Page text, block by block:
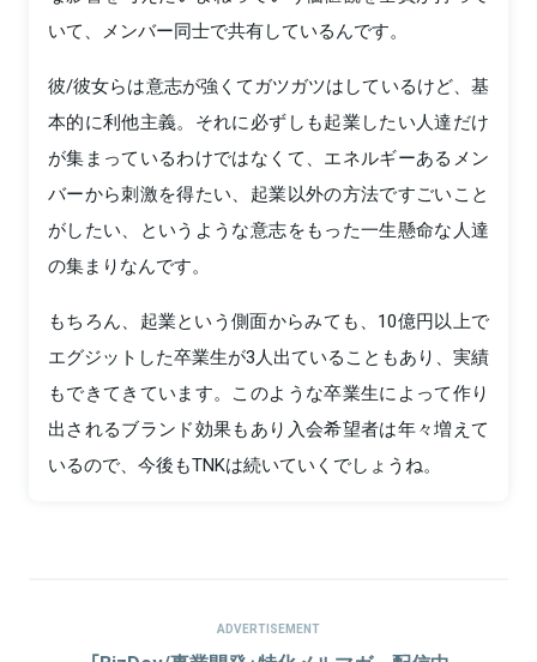
いて、メンバー同士で共有しているんです。
彼/彼女らは意志が強くてガツガツはしているけど、基
本的に利他主義。それに必ずしも起業したい人達だけ
が集まっているわけではなくて、エネルギーあるメン
バーから刺激を得たい、起業以外の方法ですごいこと
がしたい、というような意志をもった一生懸命な人達
の集まりなんです。
もちろん、起業という側面からみても、10億円以上で
エグジットした卒業生が3人出ていることもあり、実績
もできてきています。このような卒業生によって作り
出されるブランド効果もあり入会希望者は年々増えて
いるので、今後もTNKは続いていくでしょうね。
ADVERTISEMENT